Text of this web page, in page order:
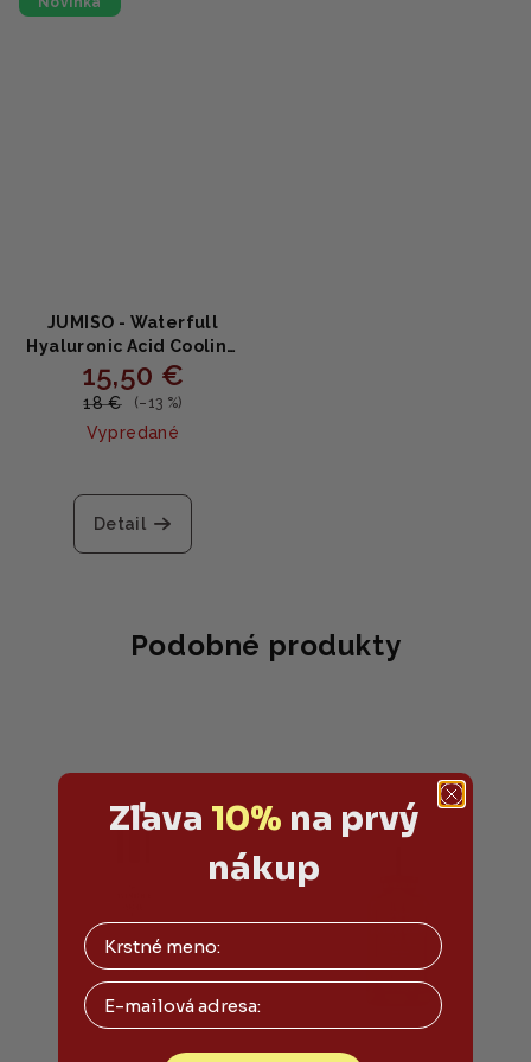
JUMISO - Waterfull
Hyaluronic Acid Cooling
Sun Stick SPF50+ PA++++ -
Chladiaca ochrana pred
hyalurónovou 18g
15,50 €
18 € (–13 %)
Vypredané
Detail
Podobné produkty
Zľava 10% na prvý
nákup
Email